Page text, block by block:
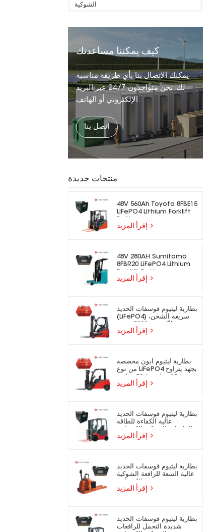
الشوكية
كيف يمكننا مساعدتك
يمكنك الاتصال بنا بأي طريقة مناسبة
لك. نحن متواجدون 24/7 عبر البريد
الإلكتروني أو الهاتف.
اتصل بنا
منتجات جديدة
48V 560Ah Toyota 8FBE15
LiFePO4 Lithium Forklift
48V 280AH Sumitomo
8FBR20 LiFePO4 Lithium
بطارية ليثيوم فوسفات الحديد
(LiFePO4) سريعة الشحن،
مناسبة للرافعات الشوكية
بطارية ليثيوم أيون مخصصة
من نوع LiFePO4 بجهد يتراوح
مناسبة للرافعات الشوكية
بطارية ليثيوم فوسفات الحديد
عالية الكفاءة للطاقة
بطارية ليثيوم فوسفات الحديد
عالية السعة للرافعة الشوكية
بطارية ليثيوم فوسفات الحديد
شديدة التحمل للرافعات